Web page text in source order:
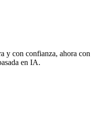
y con confianza, ahora con
en IA.